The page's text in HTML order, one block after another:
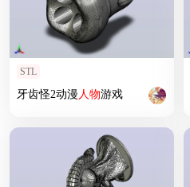
STL
牙齿怪2动漫 人物游戏